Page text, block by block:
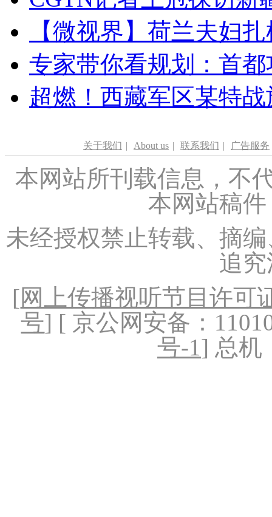
【微视界】荷兰夫妇
专家带你看规划：首
超燃！西藏军区某特
关于我们 | About us | 联系我们 | 广告服务
本网站所刊载信息，不
本网站稿
未经授权禁止转载、摘
追
[网上传播视听节目许可
号] [ 京公网安备：
号-1] 总机